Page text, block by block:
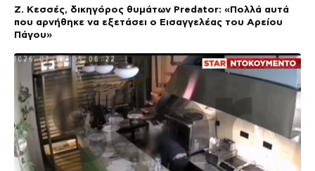
Ζ. Κεσσές, δικηγόρος θυμάτων Predator: «Πολλά αυτά
που αρνήθηκε να εξετάσει ο Εισαγγελέας του Αρείου
Πάγου»